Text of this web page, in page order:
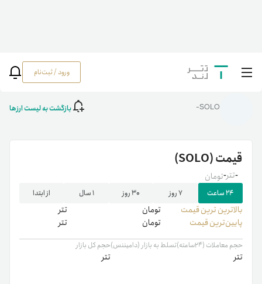
ورود / ثبت‌نام خانه رمزارزها/
SOLO
SOLO- بازگشت به لیست ارزها
قیمت(SOLO)
-تومان -تتر
۲۴ ساعت ۷ روز ۳۰ روز ۱ سال از ابتدا
بالاترین ‌ترین قیمت تومان
تتر
پایین‌ترین قیمت
تومان تتر
حجم معاملات (۲۴ساعته)
تتر
تسلط به بازار (دامیننس)حجم کل بازار
تتر